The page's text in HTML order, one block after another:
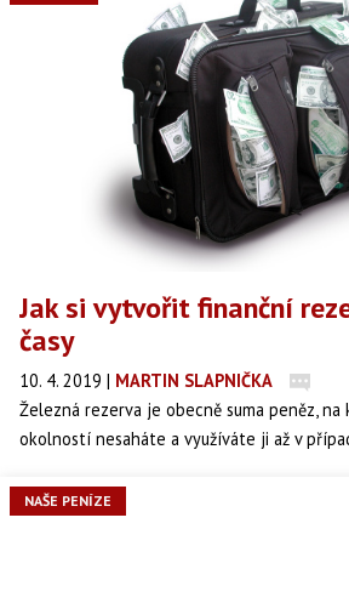
Jak si vytvořit finanční
časy
10. 4. 2019 | MARTIN SLAPNIČKA
Železná rezerva je obecně suma peněz,
okolností nesaháte a využíváte ji až v
vám auto, rozbije se lednička, v práci před
NAŠE PENÍZE